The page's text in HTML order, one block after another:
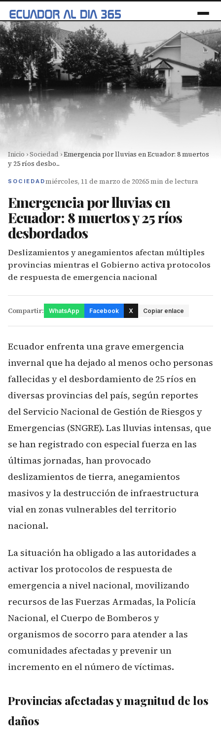
Inicio ›Sociedad ›Emergencia por lluvias en Ecuador: 8 muertos
y 25 ríos desbo...
SOCIEDADmiércoles, 11 de marzo de 20265 min de lectura
Emergencia por lluvias en
Ecuador: 8 muertos y 25 ríos
desbordados
Deslizamientos y anegamientos afectan múltiples
provincias mientras el Gobierno activa protocolos
de respuesta de emergencia nacional
Compartir: WhatsApp Facebook X Copiar enlace
Ecuador enfrenta una grave emergencia
invernal que ha dejado al menos ocho personas
fallecidas y el desbordamiento de 25 ríos en
diversas provincias del país, según reportes
del Servicio Nacional de Gestión de Riesgos y
Emergencias (SNGRE). Las lluvias intensas, que
se han registrado con especial fuerza en las
últimas jornadas, han provocado
deslizamientos de tierra, anegamientos
masivos y la destrucción de infraestructura
vial en zonas vulnerables del territorio
nacional.
La situación ha obligado a las autoridades a
activar los protocolos de respuesta de
emergencia a nivel nacional, movilizando
recursos de las Fuerzas Armadas, la Policía
Nacional, el Cuerpo de Bomberos y
organismos de socorro para atender a las
comunidades afectadas y prevenir un
incremento en el número de víctimas.
Provincias afectadas y magnitud de los
daños